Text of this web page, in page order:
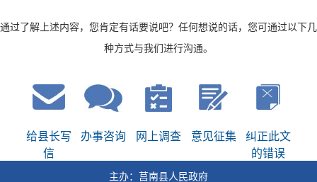
通过了解上述内容，您肯定有话要说吧？任何想说的话，您可通过以下几
种方式与我们进行沟通。
给县长写
信
办事咨询 网上调查 意见征集
纠正此文
的错误
主办：莒南县人民政府